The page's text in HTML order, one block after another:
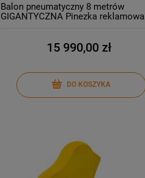
Balon pneumatyczny 8 metrów
GIGANTYCZNA Pinezka reklamowa
15 990,00 zł
DO KOSZYKA